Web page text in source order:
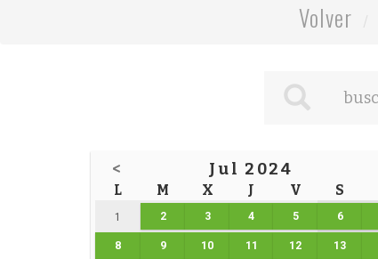
Volver
< Jul 2024
L M X J V S
1 2 3 4 5 6
8 9 10 11 12 13